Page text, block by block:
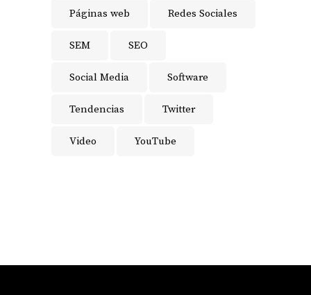
Páginas web Redes Sociales
SEM SEO
Social Media Software
Tendencias Twitter
Video YouTube